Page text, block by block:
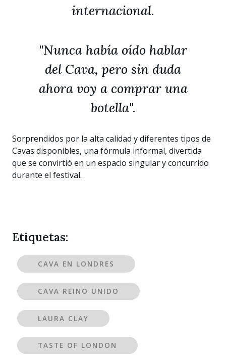
internacional.
"Nunca había oído hablar
del Cava, pero sin duda
ahora voy a comprar una
botella".
Sorprendidos por la alta calidad y diferentes tipos de
Cavas disponibles, una fórmula informal, divertida
que se convirtió en un espacio singular y concurrido
durante el festival.
Etiquetas:
CAVA EN LONDRES
CAVA REINO UNIDO
LAURA CLAY
TASTE OF LONDON